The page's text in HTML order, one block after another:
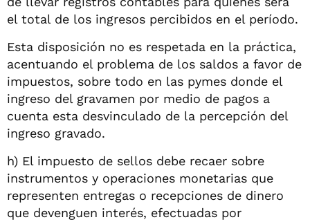
el total de los ingresos percibidos en el período.
Esta disposición no es respetada en la práctica,
acentuando el problema de los saldos a favor de
impuestos, sobre todo en las pymes donde el
ingreso del gravamen por medio de pagos a
cuenta esta desvinculado de la percepción del
ingreso gravado.
h) El impuesto de sellos debe recaer sobre
instrumentos y operaciones monetarias que
representen entregas o recepciones de dinero
que devenguen interés, efectuadas por